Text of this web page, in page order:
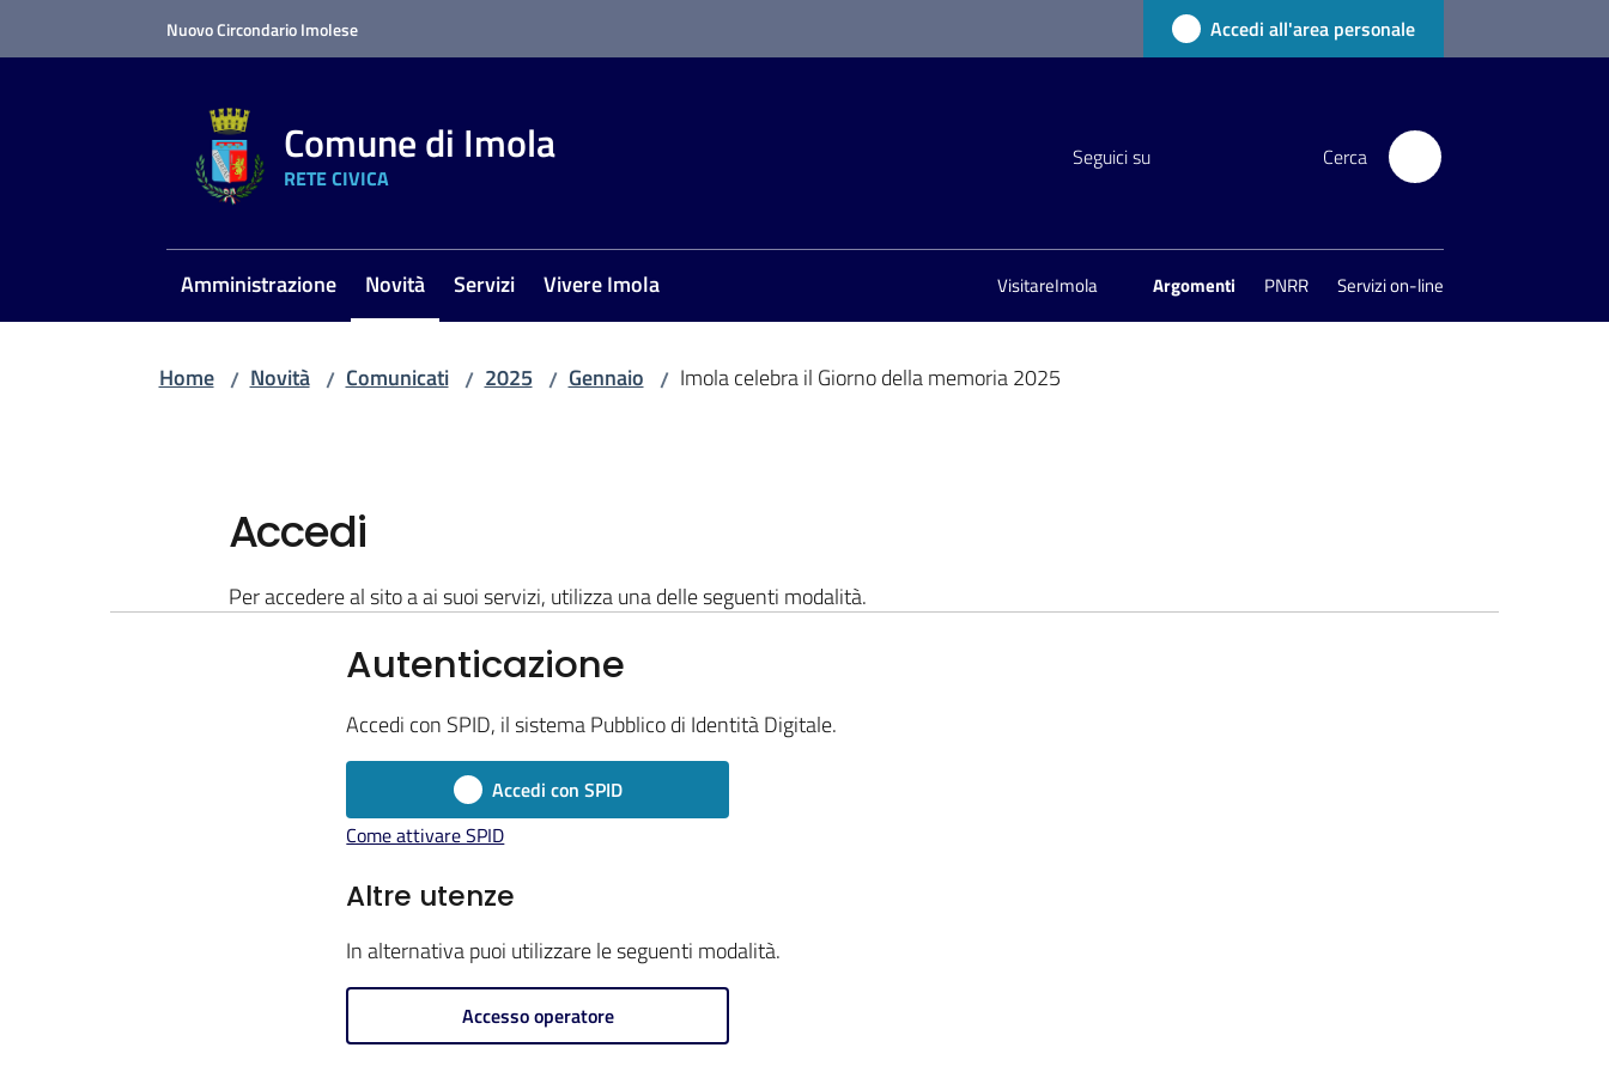
Nuovo Circondario Imolese Accedi all'area personale
Comune di Imola
RETE CIVICA
Seguici su Cerca
Amministrazione Novità
Menu selezionato
Servizi Vivere Imola VisitareImola Argomenti PNRR Servizi on-line
Home / Novità / Comunicati / 2025 / Gennaio / Imola celebra il Giorno della memoria 2025
Accedi
Per accedere al sito a ai suoi servizi, utilizza una delle seguenti modalità.
Autenticazione
Accedi con SPID, il sistema Pubblico di Identità Digitale.
Accedi con SPID
Come attivare SPID
Altre utenze
In alternativa puoi utilizzare le seguenti modalità.
Accesso operatore